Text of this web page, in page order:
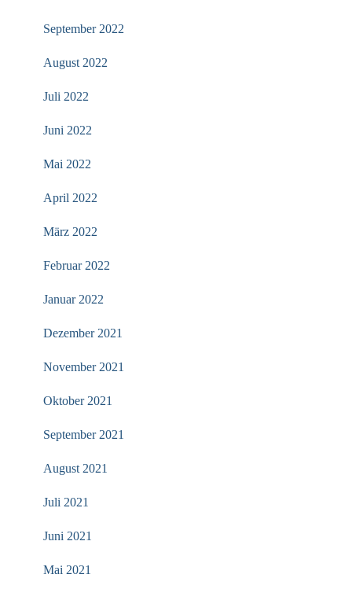
September 2022
August 2022
Juli 2022
Juni 2022
Mai 2022
April 2022
März 2022
Februar 2022
Januar 2022
Dezember 2021
November 2021
Oktober 2021
September 2021
August 2021
Juli 2021
Juni 2021
Mai 2021